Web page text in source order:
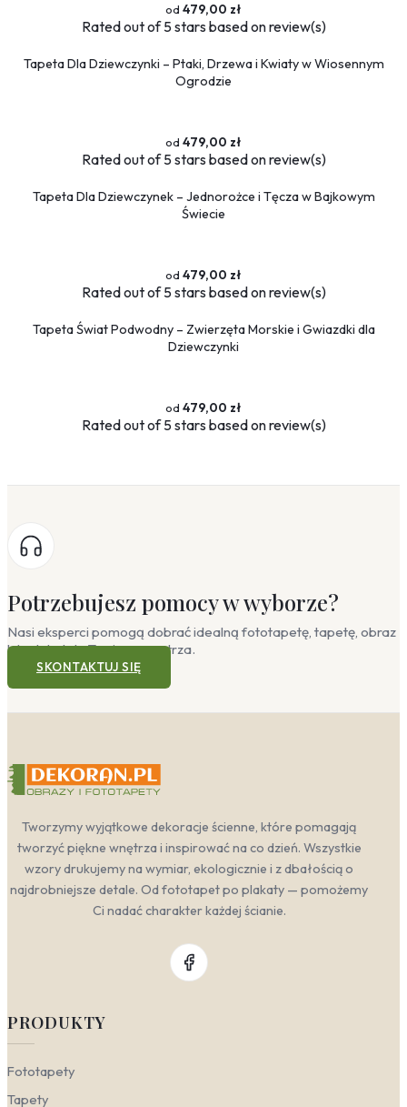
479,00 zł
Ratedout of 5 stars based onreview(s)
Tapeta Dla Dziewczynki – Ptaki, Drzewa i Kwiaty w Wiosennym
Ogrodzie
479,00 zł
Ratedout of 5 stars based onreview(s)
Tapeta Dla Dziewczynek – Jednorożce i Tęcza w Bajkowym
Świecie
479,00 zł
Ratedout of 5 stars based onreview(s)
Tapeta Świat Podwodny – Zwierzęta Morskie i Gwiazdki dla
Dziewczynki
479,00 zł
Ratedout of 5 stars based onreview(s)
Potrzebujesz pomocy w wyborze?
Nasi eksperci pomogą dobrać idealną fototapetę, tapetę, obraz
lub plakat do Twojego wnętrza.
SKONTAKTUJ SIĘ
Tworzymy wyjątkowe dekoracje ścienne, które pomagają
tworzyć piękne wnętrza i inspirować na co dzień. Wszystkie
wzory drukujemy na wymiar, ekologicznie i z dbałością o
najdrobniejsze detale. Od fototapet po plakaty — pomożemy
Ci nadać charakter każdej ścianie.
PRODUKTY
Fototapety
Tapety